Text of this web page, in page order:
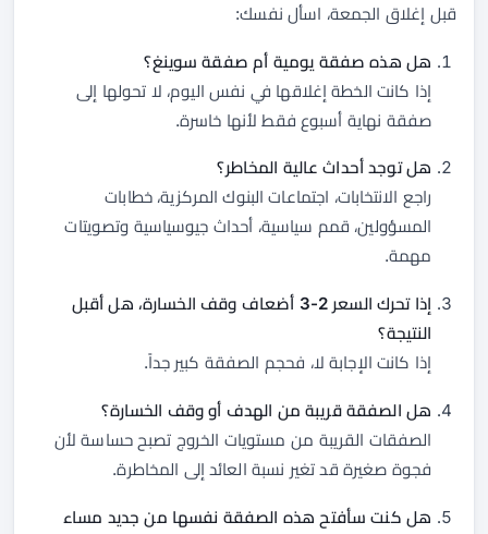
قبل إغلاق الجمعة، اسأل نفسك:
هل هذه صفقة يومية أم صفقة سوينغ؟
إذا كانت الخطة إغلاقها في نفس اليوم، لا تحولها إلى
صفقة نهاية أسبوع فقط لأنها خاسرة.
هل توجد أحداث عالية المخاطر؟
راجع الانتخابات، اجتماعات البنوك المركزية، خطابات
المسؤولين، قمم سياسية، أحداث جيوسياسية وتصويتات
مهمة.
إذا تحرك السعر 2-3 أضعاف وقف الخسارة، هل أقبل
النتيجة؟
إذا كانت الإجابة لا، فحجم الصفقة كبير جداً.
هل الصفقة قريبة من الهدف أو وقف الخسارة؟
الصفقات القريبة من مستويات الخروج تصبح حساسة لأن
فجوة صغيرة قد تغير نسبة العائد إلى المخاطرة.
هل كنت سأفتح هذه الصفقة نفسها من جديد مساء